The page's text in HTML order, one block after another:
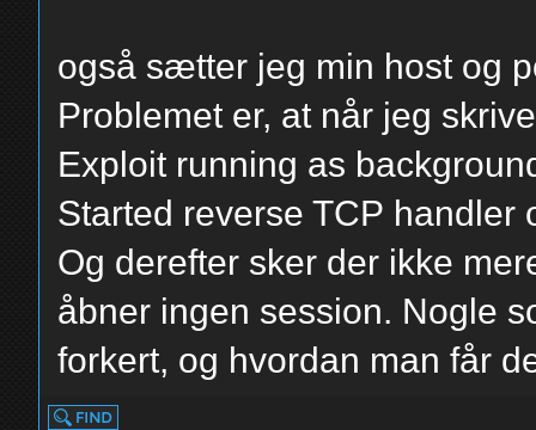
også sætter jeg min host og
Problemet er, at når jeg
Exploit running as
Started reverse TCP handler
Og derefter sker der ikke
åbner ingen session. Nogle
forkert, og hvordan man får